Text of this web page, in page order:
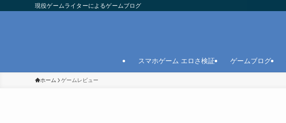
現役ゲームライターによるゲームブログ
スマホゲーム エロさ検証 ゲームブログ
ホーム ゲームレビュー